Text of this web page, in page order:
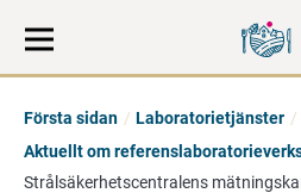
till
på
hela
Första sidan Laboratorietjänster
Aktuellt om
Strålsäkerhetscentralens